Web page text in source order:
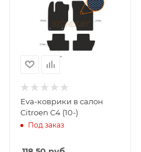
Eva-коврики в салон
Citroen C4 (10-)
Под заказ